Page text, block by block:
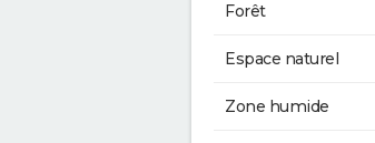
Forêt
Espace naturel
Zone humide